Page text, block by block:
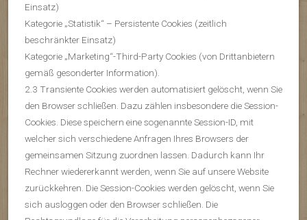
Einsatz)
Kategorie „Statistik“ – Persistente Cookies (zeitlich
beschränkter Einsatz)
Kategorie „Marketing“-Third-Party Cookies (von Drittanbietern
gemäß gesonderter Information).
2.3 Transiente Cookies werden automatisiert gelöscht, wenn Sie
den Browser schließen. Dazu zählen insbesondere die Session-
Cookies. Diese speichern eine sogenannte Session-ID, mit
welcher sich verschiedene Anfragen Ihres Browsers der
gemeinsamen Sitzung zuordnen lassen. Dadurch kann Ihr
Rechner wiedererkannt werden, wenn Sie auf unsere Website
zurückkehren. Die Session-Cookies werden gelöscht, wenn Sie
sich ausloggen oder den Browser schließen. Die